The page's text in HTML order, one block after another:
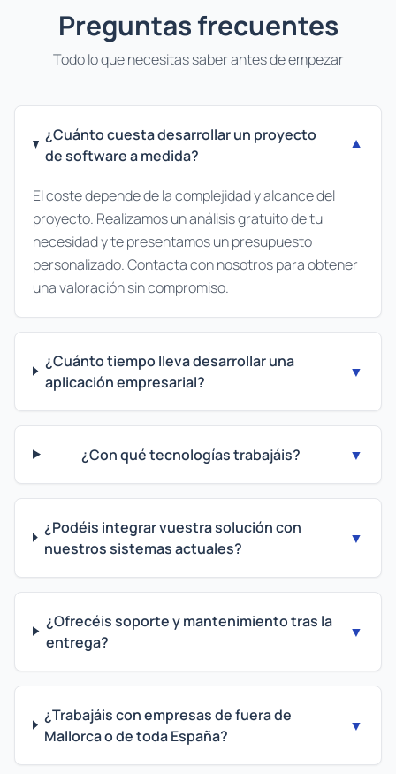
Preguntas frecuentes
Todo lo que necesitas saber antes de empezar
¿Cuánto cuesta desarrollar un proyecto
de software a medida?
▼
El coste depende de la complejidad y alcance del
proyecto. Realizamos un análisis gratuito de tu
necesidad y te presentamos un presupuesto
personalizado. Contacta con nosotros para obtener
una valoración sin compromiso.
¿Cuánto tiempo lleva desarrollar una
aplicación empresarial?
▼
¿Con qué tecnologías trabajáis? ▼
¿Podéis integrar vuestra solución con
nuestros sistemas actuales?
▼
¿Ofrecéis soporte y mantenimiento tras la
entrega?
▼
¿Trabajáis con empresas de fuera de
Mallorca o de toda España?
▼